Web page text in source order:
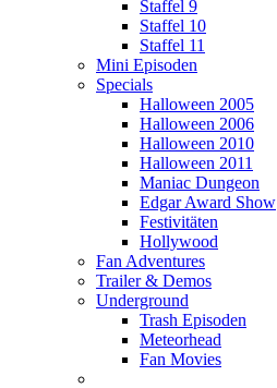
Staffel 9
Staffel 10
Staffel 11
Mini Episoden
Specials
Halloween 2005
Halloween 2006
Halloween 2010
Halloween 2011
Maniac Dungeon
Edgar Award Show
Festivitäten
Hollywood
Fan Adventures
Trailer & Demos
Underground
Trash Episoden
Meteorhead
Fan Movies